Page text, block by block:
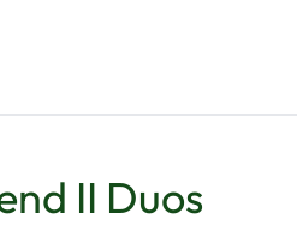
II Duos